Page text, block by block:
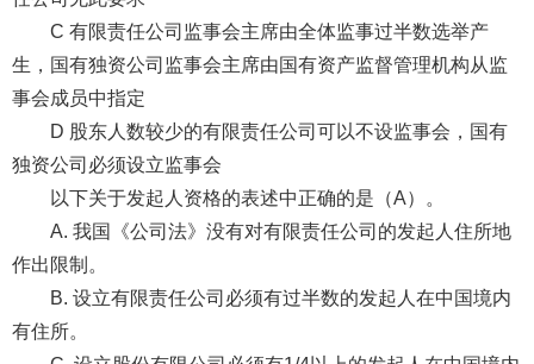
C 有限责任公司监事会主席由全体监事过半数选举产
生，国有独资公司监事会主席由国有资产监督管理机构从监
事会成员中指定
D 股东人数较少的有限责任公司可以不设监事会，国有
独资公司必须设立监事会
以下关于发起人资格的表述中正确的是（A）。
A. 我国《公司法》没有对有限责任公司的发起人住所地
作出限制。
B. 设立有限责任公司必须有过半数的发起人在中国境内
有住所。